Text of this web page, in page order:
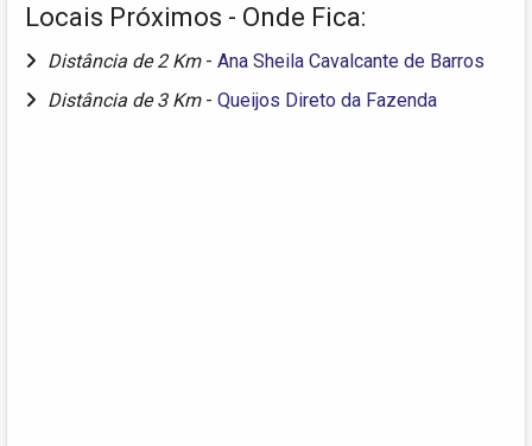
Locais Próximos - Onde Fica:
Distância de 2 Km - Ana Sheila Cavalcante de Barros
Distância de 3 Km - Queijos Direto da Fazenda